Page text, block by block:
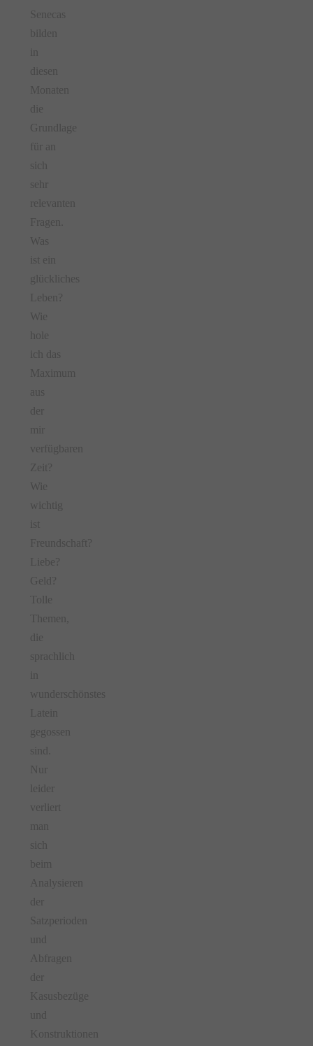
Senecas
bilden
diesen
Monaten
die
Grundlage
für an
sich
sehr
relevanten
Fragen.
Was
ist ein
glückliches
Leben?
Wie
hole
ich das
Maximum
aus
der
mir
verfügbaren
Zeit?
Wie
wichtig
ist
Freundschaft?
Liebe?
Geld?
Tolle
Themen,
die
sprachlich
wunderschönstes
Latein
gegossen
sind.
Nur
leider
verliert
man
sich
beim
Analysieren
der
Satzperioden
und
Abfragen
der
Kasusbezüge
und
Konstruktionen